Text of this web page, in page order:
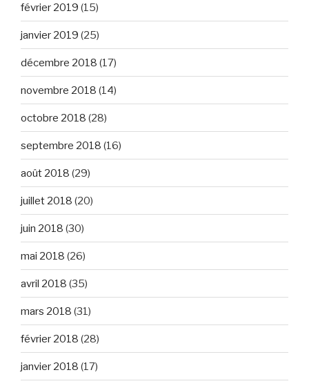
février 2019 (15)
janvier 2019 (25)
décembre 2018 (17)
novembre 2018 (14)
octobre 2018 (28)
septembre 2018 (16)
août 2018 (29)
juillet 2018 (20)
juin 2018 (30)
mai 2018 (26)
avril 2018 (35)
mars 2018 (31)
février 2018 (28)
janvier 2018 (17)